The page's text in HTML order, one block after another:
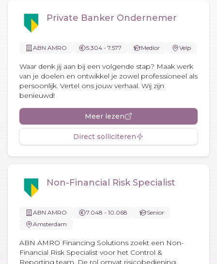
Private Banker Ondernemer
ABN AMRO 5.304 - 7.577 Medior Velp
Waar denk jij aan bij een volgende stap? Maak werk
van je doelen en ontwikkel je zowel professioneel als
persoonlijk. Vertel ons jouw verhaal. Wij zijn
benieuwd!
Meer lezen
Direct solliciteren
Non-Financial Risk Specialist
ABN AMRO 7.048 - 10.068
Senior
Amsterdam
ABN AMRO Financing Solutions zoekt een Non-
Financial Risk Specialist voor het Control &
Reporting team. De rol omvat risicobediening,